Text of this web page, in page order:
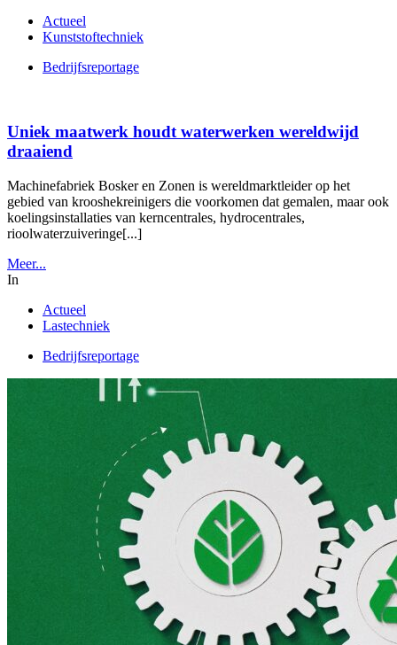
Actueel
Kunststoftechniek
Bedrijfsreportage
Uniek maatwerk houdt waterwerken wereldwijd
draaiend
Machinefabriek Bosker en Zonen is wereldmarktleider op het
gebied van krooshekreinigers die voorkomen dat gemalen, maar ook
koelingsinstallaties van kerncentrales, hydrocentrales,
rioolwaterzuiveringe[...]
Meer...
In
Actueel
Lastechniek
Bedrijfsreportage